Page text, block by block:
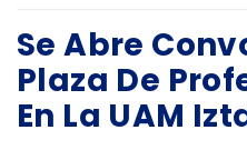
Se Abre
Plaza De
En La UAM